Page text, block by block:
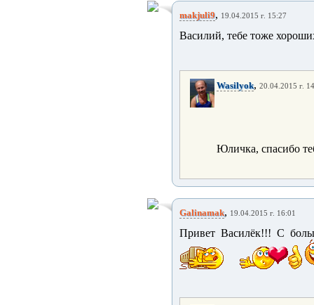
makjuli9, 19.04.2015 г. 15:27
Василий, тебе тоже
Wasilyok, 20.04.2015 г.
Юличка, спасибо
Galinamak, 19.04.2015 г. 16:01
Привет Василёк!!! С